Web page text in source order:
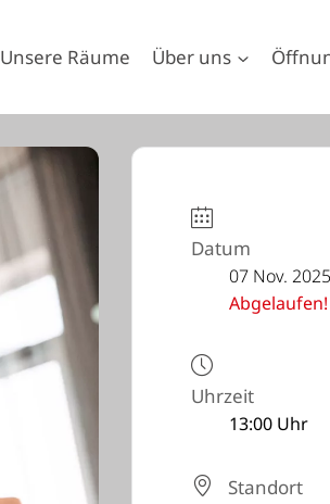
Unsere Räume Über uns
Datum
07 Nov. 2025
Abgelaufen!
Uhrzeit
13:00 Uhr
Standort